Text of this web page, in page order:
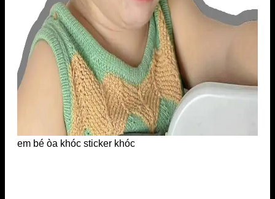
em bé òa khóc sticker khóc